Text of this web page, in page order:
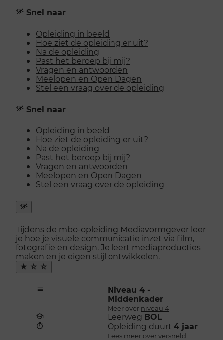
Snel naar
Opleiding in beeld
Hoe ziet de opleiding er uit?
Na de opleiding
Past het beroep bij mij?
Vragen en antwoorden
Meelopen en Open Dagen
Stel een vraag over de opleiding
Snel naar
Opleiding in beeld
Hoe ziet de opleiding er uit?
Na de opleiding
Past het beroep bij mij?
Vragen en antwoorden
Meelopen en Open Dagen
Stel een vraag over de opleiding
Snel
naar
menu
openen
Tijdens de mbo-opleiding Mediavormgever leer
je hoe je visuele communicatie inzet via film,
fotografie en design. Je leert mediaproducties
maken en je eigen stijl ontwikkelen.
Maak
favoriet
Niveau 4 -
Middenkader
Meer over niveau 4
Leerweg BOL
Opleiding duurt 4 jaar
Lees meer overversneld